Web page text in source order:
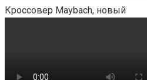
Кроссовер Maybach, новый